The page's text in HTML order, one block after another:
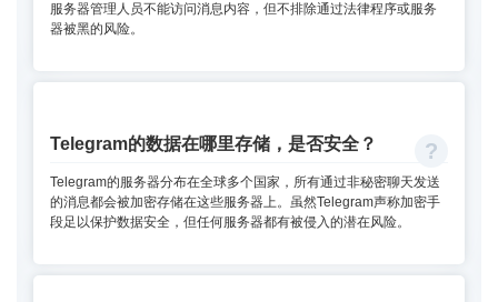
服务器管理人员不能访问消息内容，但不排除通过法律程序或服务
器被黑的风险。
Telegram的数据在哪里存储，是否安全？
Telegram的服务器分布在全球多个国家，所有通过非秘密聊天发送
的消息都会被加密存储在这些服务器上。虽然Telegram声称加密手
段足以保护数据安全，但任何服务器都有被侵入的潜在风险。